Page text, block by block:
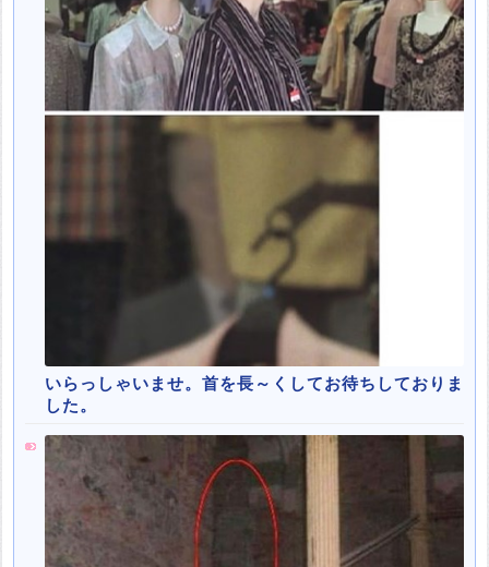
いらっしゃいませ。首を長～くしてお待ちしておりま
した。